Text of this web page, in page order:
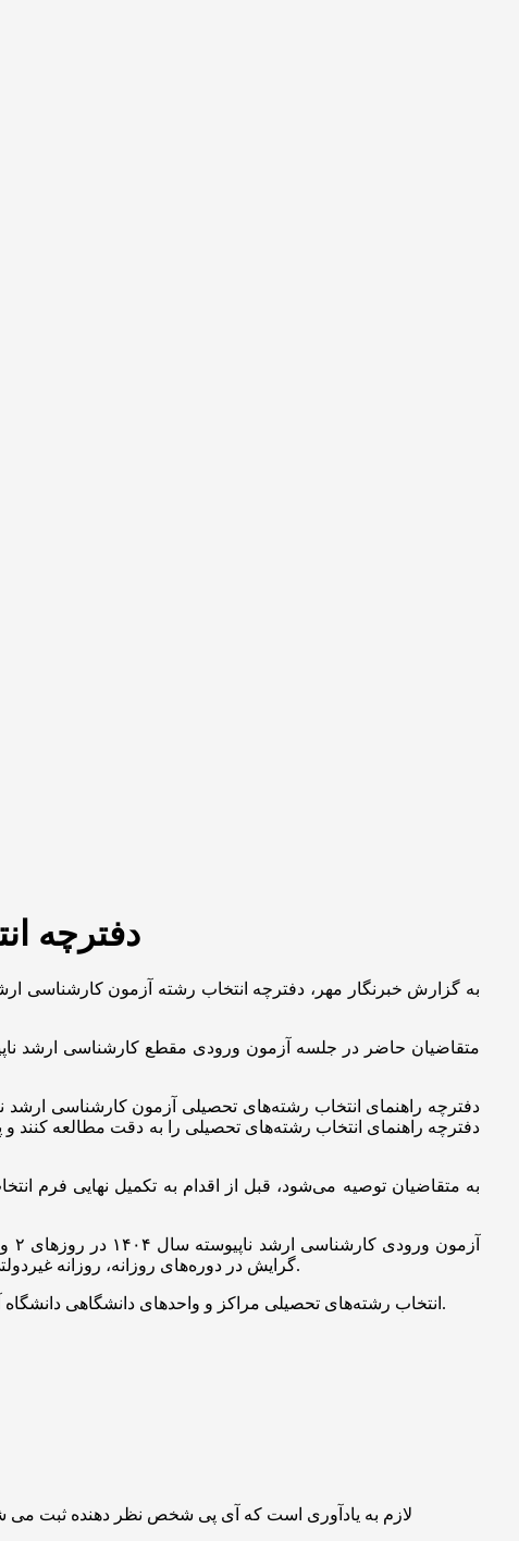
دفترچه
دفترچه راهنمای انتخاب رشته‌های تحصیلی را به دقت مطالعه کنند و پس از آن در فرصت
به متقاضیان توصیه می‌شود، قبل از اقدام به تکمیل نهایی فرم
گرایش در دوره‌های روزانه، روزانه غیردولتی، نوبت دوم، پیام نور، غیردولتی و غیرانتفاعی، پردیس خودگردان، مجازی و همچنین دانشگاه آزاد اسلامی مجاز به انتخاب رشته شده‌اند.
انتخاب رشته‌های تحصیلی مراکز و واحدهای دانشگاهی دانشگاه آزاد اسلامی با استفاده از کد دسترسی مندرج در کارنامه اعلام نتایج اولیه آزمون به طور مجزا و از طریق دانشگاه مذکور انجام می‌پذیرد.
لازم به یادآوری است که آی پی شخص نظر دهنده ثبت می